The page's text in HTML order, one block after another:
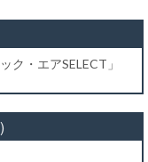
ク・エアSELECT」